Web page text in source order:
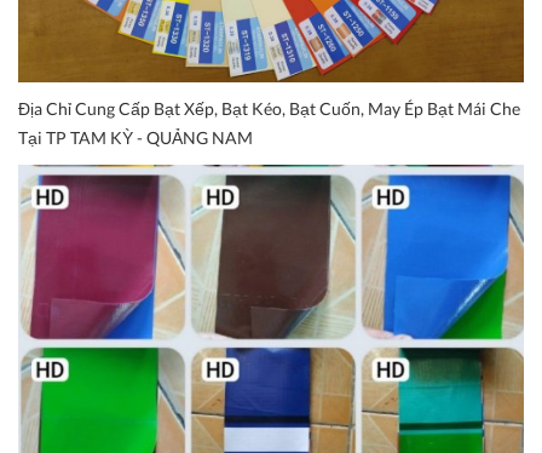
Địa Chỉ Cung Cấp Bạt Xếp, Bạt Kéo, Bạt Cuốn, May Ép Bạt Mái Che
Tại TP TAM KỲ - QUẢNG NAM